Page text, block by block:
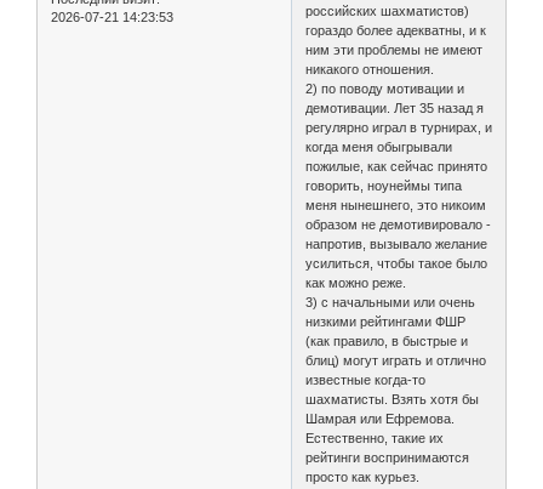
2026-07-21 14:23:53
российских шахматистов)
гораздо более адекватны, и к
ним эти проблемы не имеют
никакого отношения.
2) по поводу мотивации и
демотивации. Лет 35 назад я
регулярно играл в турнирах, и
когда меня обыгрывали
пожилые, как сейчас принято
говорить, ноунеймы типа
меня нынешнего, это никоим
образом не демотивировало -
напротив, вызывало желание
усилиться, чтобы такое было
как можно реже.
3) с начальными или очень
низкими рейтингами ФШР
(как правило, в быстрые и
блиц) могут играть и отлично
известные когда-то
шахматисты. Взять хотя бы
Шамрая или Ефремова.
Естественно, такие их
рейтинги воспринимаются
просто как курьез.